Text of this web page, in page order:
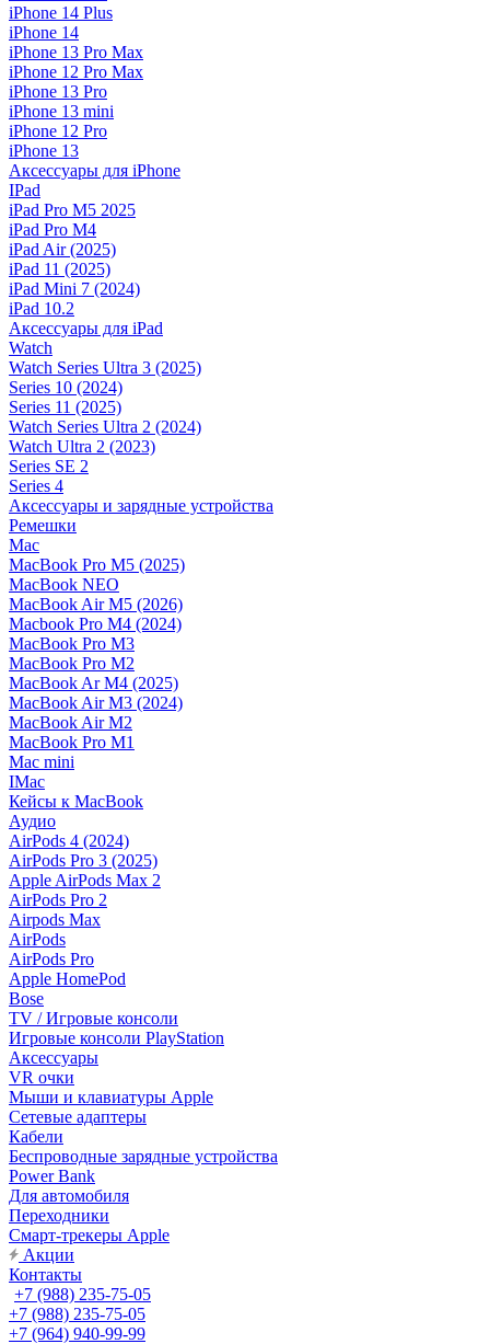
iPhone 14 Plus
iPhone 14
iPhone 13 Pro Max
iPhone 12 Pro Max
iPhone 13 Pro
iPhone 13 mini
iPhone 12 Pro
iPhone 13
Аксессуары для iPhone
IPad
iPad Pro M5 2025
iPad Pro M4
iPad Air (2025)
iPad 11 (2025)
iPad Mini 7 (2024)
iPad 10.2
Аксессуары для iPad
Watch
Watch Series Ultra 3 (2025)
Series 10 (2024)
Series 11 (2025)
Watch Series Ultra 2 (2024)
Watch Ultra 2 (2023)
Series SE 2
Series 4
Аксессуары и зарядные устройства
Ремешки
Mac
MacBook Pro M5 (2025)
MacBook NEO
MacBook Air M5 (2026)
Macbook Pro M4 (2024)
MacBook Pro M3
MacBook Pro M2
MacBook Ar M4 (2025)
MacBook Air M3 (2024)
MacBook Air M2
MacBook Pro M1
Mac mini
IMac
Кейсы к MacBook
Аудио
AirPods 4 (2024)
AirPods Pro 3 (2025)
Apple AirPods Max 2
AirPods Pro 2
Airpods Max
AirPods
AirPods Pro
Apple HomePod
Bose
TV / Игровые консоли
Игровые консоли PlayStation
Аксессуары
VR очки
Мыши и клавиатуры Apple
Сетевые адаптеры
Кабели
Беспроводные зарядные устройства
Power Bank
Для автомобиля
Переходники
Смарт-трекеры Apple
Акции
Контакты
+7 (988) 235-75-05
+7 (988) 235-75-05
+7 (964) 940-99-99